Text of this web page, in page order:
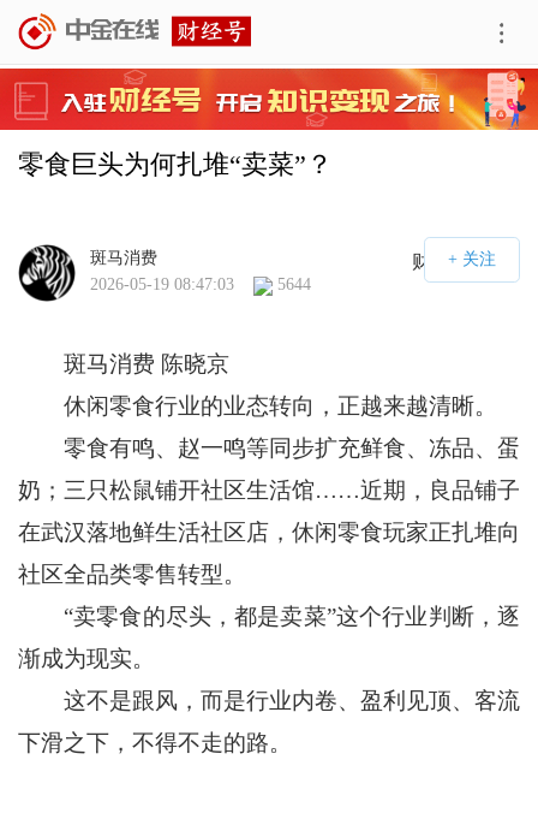
零食巨头为何扎堆“卖菜”？
财经号APP
斑马消费
2026-05-19 08:47:03
5644
斑马消费 陈晓京
休闲零食行业的业态转向，正越来越清晰。
零食有鸣、赵一鸣等同步扩充鲜食、冻品、蛋
奶；三只松鼠铺开社区生活馆……近期，良品铺子
在武汉落地鲜生活社区店，休闲零食玩家正扎堆向
社区全品类零售转型。
“卖零食的尽头，都是卖菜”这个行业判断，逐
渐成为现实。
这不是跟风，而是行业内卷、盈利见顶、客流
下滑之下，不得不走的路。